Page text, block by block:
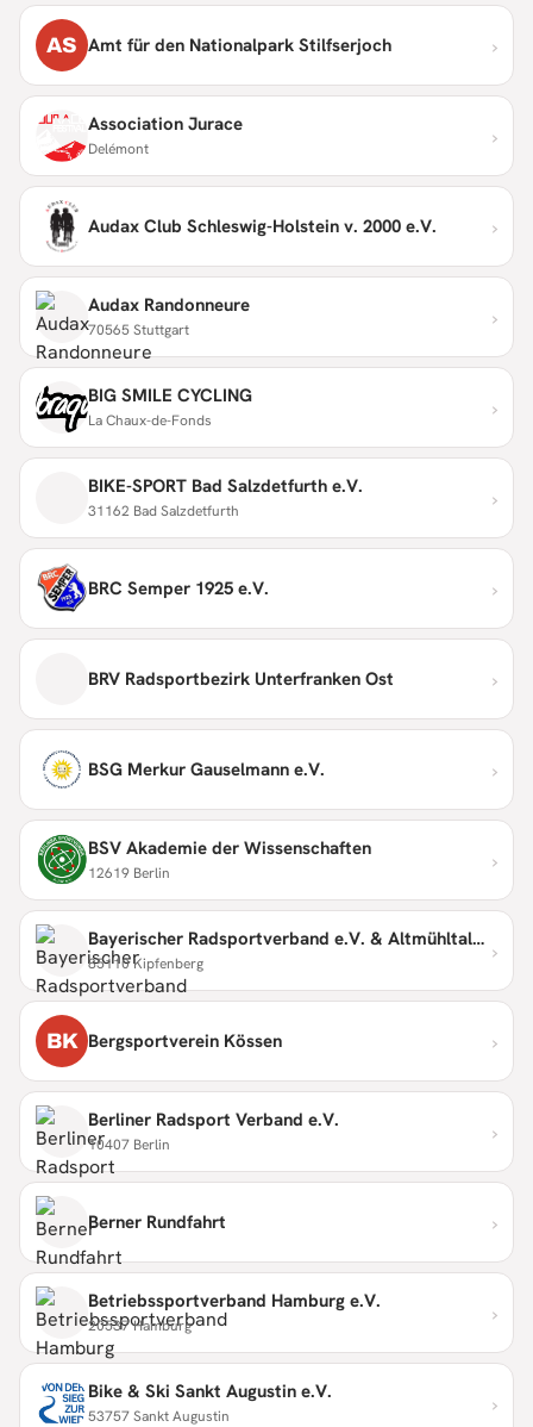
AS Amt für den Nationalpark Stilfserjoch ›
Association Jurace
Delémont ›
Audax Club Schleswig-Holstein v. 2000 e.V. ›
Audax Randonneure
70565 Stuttgart ›
BIG SMILE CYCLING
La Chaux-de-Fonds ›
BIKE-SPORT Bad Salzdetfurth e.V.
31162 Bad Salzdetfurth ›
BRC Semper 1925 e.V. ›
BRV Radsportbezirk Unterfranken Ost ›
BSG Merkur Gauselmann e.V. ›
BSV Akademie der Wissenschaften
12619 Berlin ›
Bayerischer Radsportverband e.V. & Altmühltaler Radmarathon
85110 Kipfenberg ›
BK Bergsportverein Kössen ›
Berliner Radsport Verband e.V.
10407 Berlin ›
Berner Rundfahrt ›
Betriebssportverband Hamburg e.V.
20537 Hamburg ›
Bike & Ski Sankt Augustin e.V.
53757 Sankt Augustin ›